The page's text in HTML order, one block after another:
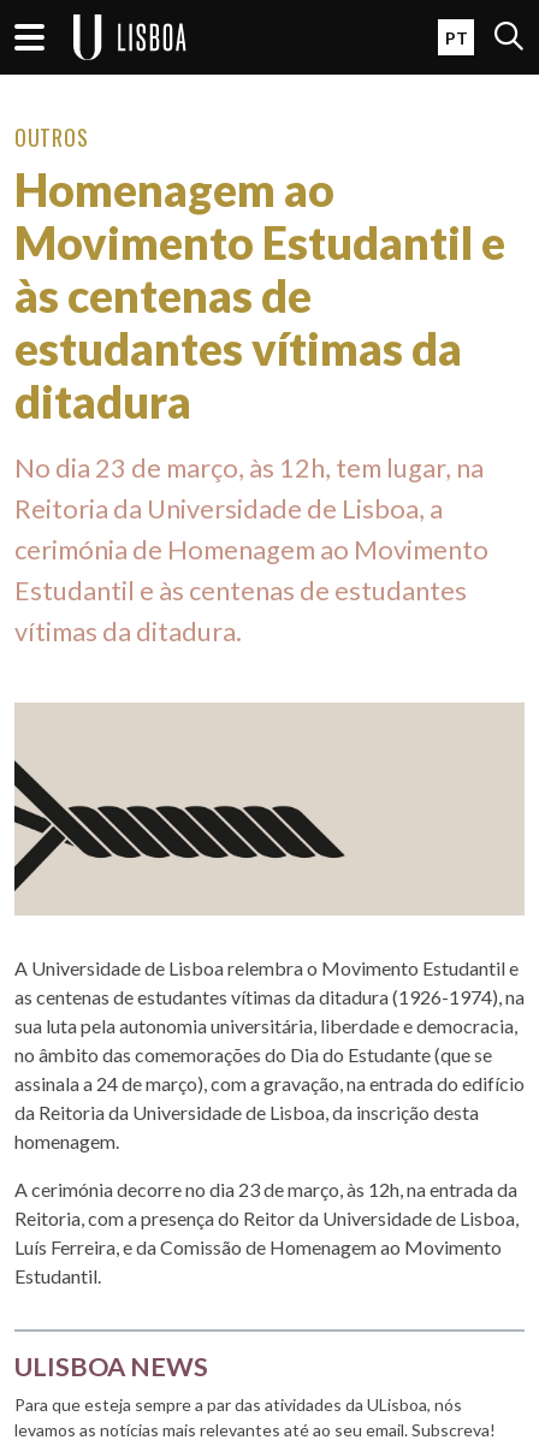
Passar para o conteúdo principal
PT Open
OUTROS
Homenagem ao
Movimento Estudantil e
às centenas de
estudantes vítimas da
ditadura
No dia 23 de março, às 12h, tem lugar, na
Reitoria da Universidade de Lisboa, a
cerimónia de Homenagem ao Movimento
Estudantil e às centenas de estudantes
vítimas da ditadura.
A Universidade de Lisboa relembra o Movimento Estudantil e
as centenas de estudantes vítimas da ditadura (1926-1974), na
sua luta pela autonomia universitária, liberdade e democracia,
no âmbito das comemorações do Dia do Estudante (que se
assinala a 24 de março), com a gravação, na entrada do edifício
da Reitoria da Universidade de Lisboa, da inscrição desta
homenagem.
A cerimónia decorre no dia 23 de março, às 12h, na entrada da
Reitoria, com a presença do Reitor da Universidade de Lisboa,
Luís Ferreira, e da Comissão de Homenagem ao Movimento
Estudantil.
ULISBOA NEWS
Para que esteja sempre a par das atividades da ULisboa, nós
levamos as notícias mais relevantes até ao seu email. Subscreva!